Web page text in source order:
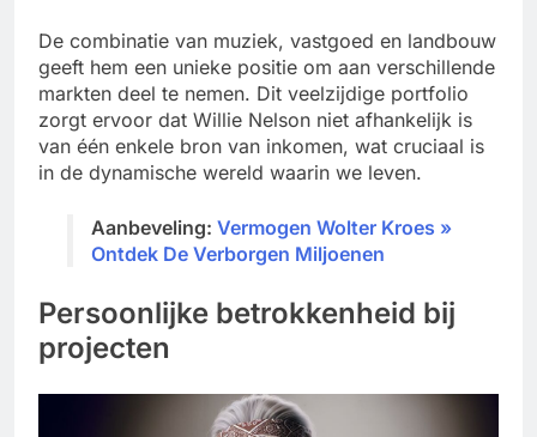
De combinatie van muziek, vastgoed en landbouw
geeft hem een unieke positie om aan verschillende
markten deel te nemen. Dit veelzijdige portfolio
zorgt ervoor dat Willie Nelson niet afhankelijk is
van één enkele bron van inkomen, wat cruciaal is
in de dynamische wereld waarin we leven.
Aanbeveling: Vermogen Wolter Kroes »
Ontdek De Verborgen Miljoenen
Persoonlijke betrokkenheid bij
projecten